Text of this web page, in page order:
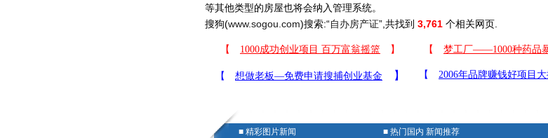
等其他类型的房屋也将会纳入管理系统。
搜狗(www.sogou.com)搜索:“自办房产证”,共找到 3,761 个相关网页.
■ 精彩图片新闻 ■ 热门国内 新闻推荐